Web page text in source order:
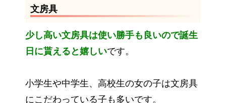
文房具
少し高い文房具は使い勝手も良いので誕生
日に貰えると嬉しいです。
小学生や中学生、高校生の女の子は文房具
にこだわっている子も多いです。